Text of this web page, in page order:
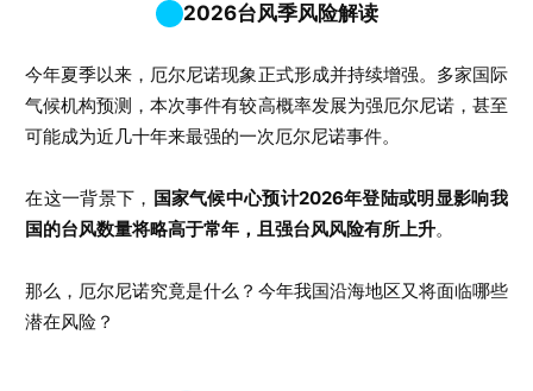
2026台风季风险解读
今年夏季以来，厄尔尼诺现象正式形成并持续增强。多家国际
气候机构预测，本次事件有较高概率发展为强厄尔尼诺，甚至
可能成为近几十年来最强的一次厄尔尼诺事件。
在这一背景下， 国家气候中心预计2026年登陆或明显影响我
国的台风数量将略高于常年，且强台风风险有所上升。
那么，厄尔尼诺究竟是什么？今年我国沿海地区又将面临哪些
潜在风险？